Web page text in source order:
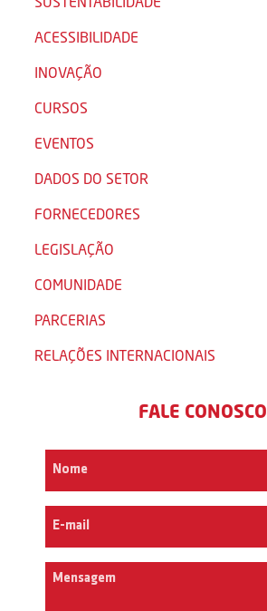
ACESSIBILIDADE
INOVAÇÃO
CURSOS
EVENTOS
DADOS DO SETOR
FORNECEDORES
LEGISLAÇÃO
COMUNIDADE
PARCERIAS
RELAÇÕES INTERNACIONAIS
FALE CONOSCO